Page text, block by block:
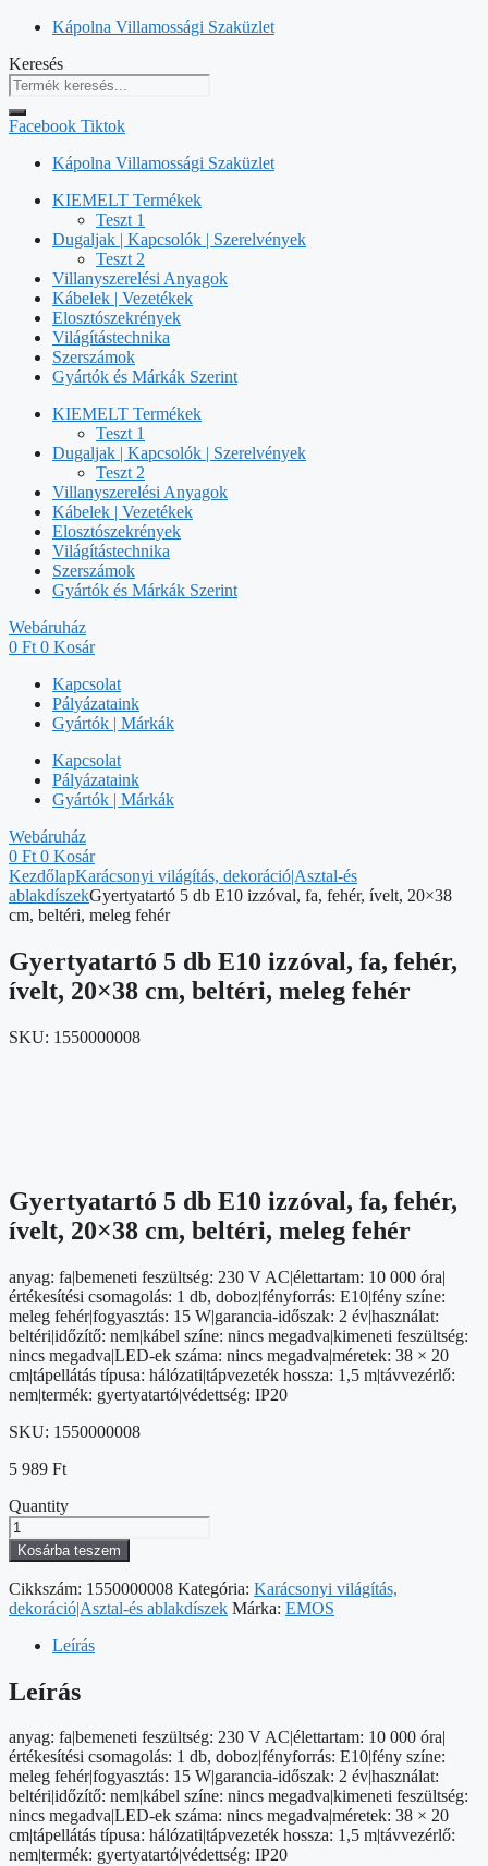
Kilépés
tartalomba
Kápolna Villamossági Szaküzlet
Keresés
Facebook Tiktok
Kápolna Villamossági Szaküzlet
KIEMELT Termékek
Teszt 1
Dugaljak | Kapcsolók | Szerelvények
Teszt 2
Villanyszerelési Anyagok
Kábelek | Vezetékek
Elosztószekrények
Világítástechnika
Szerszámok
Gyártók és Márkák Szerint
KIEMELT Termékek
Teszt 1
Dugaljak | Kapcsolók | Szerelvények
Teszt 2
Villanyszerelési Anyagok
Kábelek | Vezetékek
Elosztószekrények
Világítástechnika
Szerszámok
Gyártók és Márkák Szerint
Webáruház
0 Ft 0 Kosár
Kapcsolat
Pályázataink
Gyártók | Márkák
Kapcsolat
Pályázataink
Gyártók | Márkák
Webáruház
0 Ft 0 Kosár
KezdőlapKarácsonyi világítás, dekoráció|Asztal-és
ablakdíszekGyertyatartó 5 db E10 izzóval, fa, fehér, ívelt, 20×38
cm, beltéri, meleg fehér
Gyertyatartó 5 db E10 izzóval, fa, fehér,
ívelt, 20×38 cm, beltéri, meleg fehér
SKU: 1550000008
Gyertyatartó 5 db E10 izzóval, fa, fehér,
ívelt, 20×38 cm, beltéri, meleg fehér
anyag: fa|bemeneti feszültség: 230 V AC|élettartam: 10 000 óra|
értékesítési csomagolás: 1 db, doboz|fényforrás: E10|fény színe:
meleg fehér|fogyasztás: 15 W|garancia-időszak: 2 év|használat:
beltéri|időzítő: nem|kábel színe: nincs megadva|kimeneti feszültség:
nincs megadva|LED-ek száma: nincs megadva|méretek: 38 × 20
cm|tápellátás típusa: hálózati|tápvezeték hossza: 1,5 m|távvezérlő:
nem|termék: gyertyatartó|védettség: IP20
SKU: 1550000008
5 989 Ft
Quantity
Gyertyatartó
5
db
E10
izzóval,
fa,
fehér,
20x38
cm,
meleg
fehér
mennyiség
Kosárba teszem
Cikkszám: 1550000008 Kategória: Karácsonyi világítás,
dekoráció|Asztal-és ablakdíszek Márka: EMOS
Leírás
Leírás
anyag: fa|bemeneti feszültség: 230 V AC|élettartam: 10 000 óra|
értékesítési csomagolás: 1 db, doboz|fényforrás: E10|fény színe:
meleg fehér|fogyasztás: 15 W|garancia-időszak: 2 év|használat:
beltéri|időzítő: nem|kábel színe: nincs megadva|kimeneti feszültség:
nincs megadva|LED-ek száma: nincs megadva|méretek: 38 × 20
cm|tápellátás típusa: hálózati|tápvezeték hossza: 1,5 m|távvezérlő:
nem|termék: gyertyatartó|védettség: IP20